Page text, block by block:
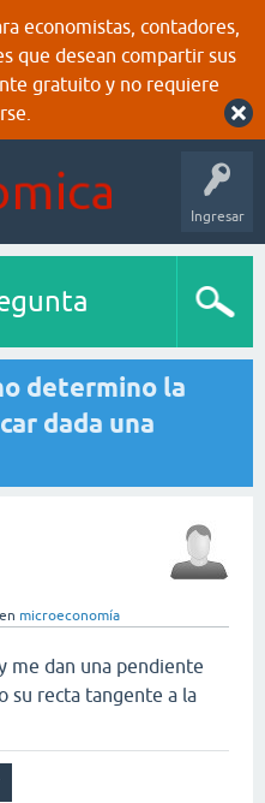
economistas, contadores,
que desean compartir sus
gratuito y no requiere
Ingresar
determino la
dada una
en microeconomía
me dan una pendiente
su recta tangente a la